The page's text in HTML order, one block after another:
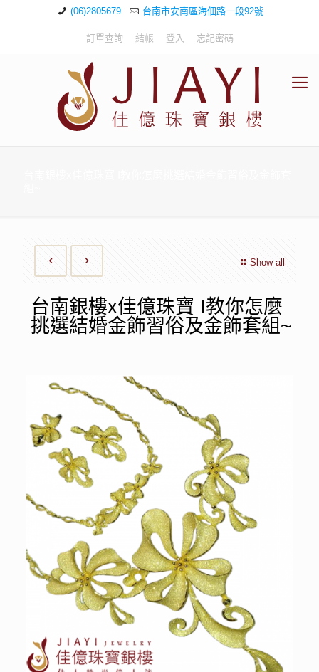
(06)2805679 台南市安南區海佃路一段92號
訂單查詢 結帳 登入 忘記密碼
Show all
台南銀樓x佳億珠寶 I教你怎麼
挑選結婚金飾習俗及金飾套組~